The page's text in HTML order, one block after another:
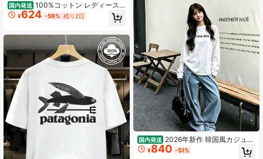
国内発送 100%コットン レディース
半袖 夏服y2kスタイルトップ レディ
ースカジュアルプリントTシャツ 春
ス キャラクター tシャツ 国内発送
¥624 -59% 残り2日
国内発送 2026年新作 韓国風カジュア
ル 万能 レディース 長袖・半袖Tシャ
ツ レディースTシャツ
¥840 -51%